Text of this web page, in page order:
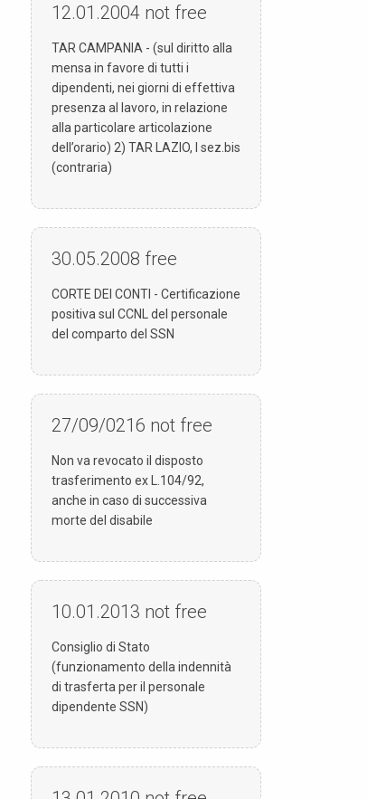
12.01.2004 not free
TAR CAMPANIA - (sul diritto alla
mensa in favore di tutti i
dipendenti, nei giorni di effettiva
presenza al lavoro, in relazione
alla particolare articolazione
dell’orario) 2) TAR LAZIO, I sez.bis
(contraria)
30.05.2008 free
CORTE DEI CONTI - Certificazione
positiva sul CCNL del personale
del comparto del SSN
27/09/0216 not free
Non va revocato il disposto
trasferimento ex L.104/92,
anche in caso di successiva
morte del disabile
10.01.2013 not free
Consiglio di Stato
(funzionamento della indennità
di trasferta per il personale
dipendente SSN)